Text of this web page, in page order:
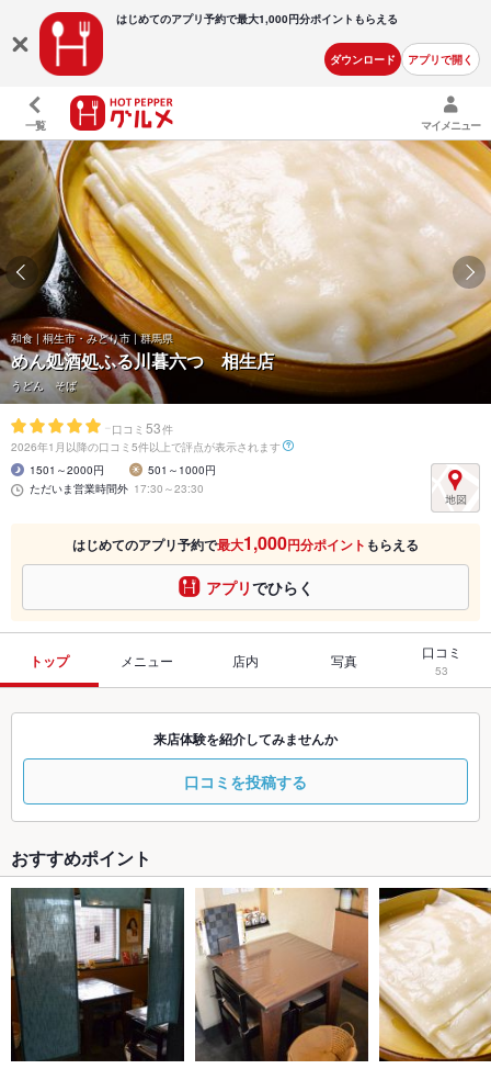
はじめてのアプリ予約で最大1,000円分ポイントもらえる
ダウンロード アプリで開く
一覧 マイメニュー
和食 | 桐生市・みどり市 | 群馬県
めん処酒処ふる川暮六つ 相生店
うどん そば
- 口コミ 53件
2026年1月以降の口コミ5件以上で評点が表示されます
1501～2000円
501～1000円
ただいま営業時間外 17:30～23:30
はじめてのアプリ予約で最大1,000円分ポイント もらえる
アプリでひらく
トップ メニュー 店内 写真 口コミ
53
来店体験を紹介してみませんか
口コミを投稿する
おすすめポイント